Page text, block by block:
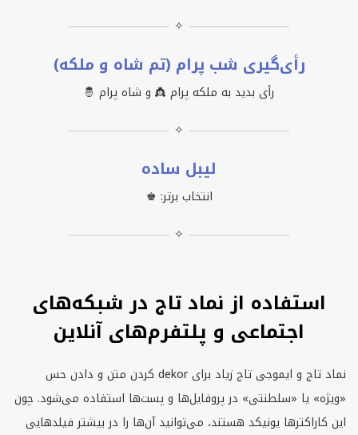
✧
رأی‌گیری شب پرام (تم شاه و ملکه)
رأی بدید به ملکه پرام 👸 و شاه پرام 🤴
✧
لیبل ساده
انتخاب برتر: ♚
✧
استفاده از نماد تاج در شبکه‌های
اجتماعی و پلتفرم‌های آنلاین
نماد تاج و ایموجی تاج زیاد برایdekor کردن متن و دادن حس
«ویژه» یا «سلطنتی» در پروفایل‌ها و پست‌ها استفاده می‌شود. چون
این کاراکترها یونیکد هستند، می‌توانید آن‌ها را در بیشتر فیلدهایی